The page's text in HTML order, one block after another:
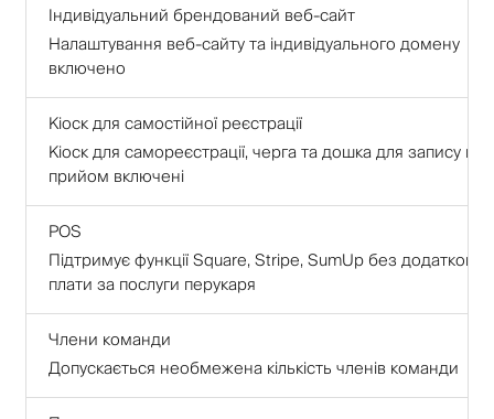
Індивідуальний брендований веб-сайт
Налаштування веб-сайту та індивідуального домену
включено
Кіоск для самостійної реєстрації
Кіоск для самореєстрації, черга та дошка для запису на
прийом включені
POS
Підтримує функції Square, Stripe, SumUp без додаткової
плати за послуги перукаря
Члени команди
Допускається необмежена кількість членів команди